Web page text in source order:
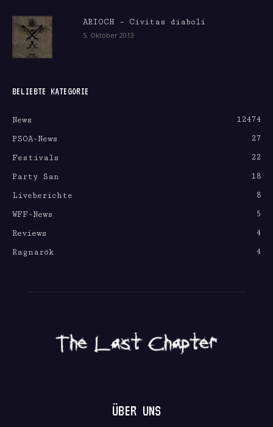
ARIOCH – Civitas diaboli
5. Oktober 2013
BELIEBTE KATEGORIE
News
12474
PSOA-News
27
Festivals
22
Party San
18
Liveberichte
8
WFF-News
5
Reviews
4
Ragnarök
4
ÜBER UNS